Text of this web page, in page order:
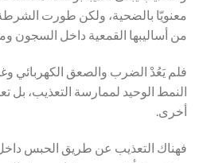
معنويّا بالضحية، ولكن طورت الشرطة
من أساليبها القمعية داخل السجون
فلم يَعُدْ الضرب والصعق الكهربائي
النمط الوحيد لممارسة التعذيب، بل
أخرى.
فهناك التعذيب عن طريق الحبس داخل